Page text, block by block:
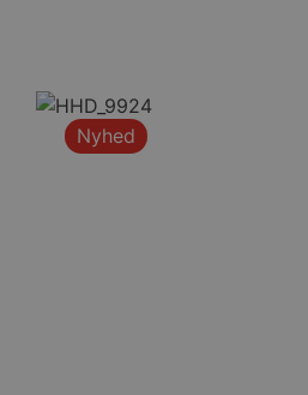
Nyhed